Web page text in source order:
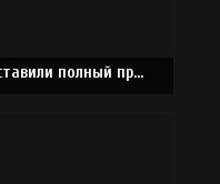
На "Москвич 3" поставили полный привод, 800-сильный мотор